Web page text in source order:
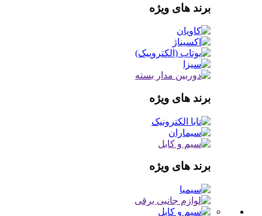
برند های ویژه
برند های ویژه
برند های ویژه